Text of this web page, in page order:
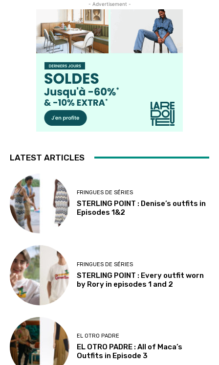
- Advertisement -
LATEST ARTICLES
FRINGUES DE SÉRIES
STERLING POINT : Denise’s outfits in
Episodes 1&2
FRINGUES DE SÉRIES
STERLING POINT : Every outfit worn
by Rory in episodes 1 and 2
EL OTRO PADRE
EL OTRO PADRE : All of Maca’s
Outfits in Episode 3